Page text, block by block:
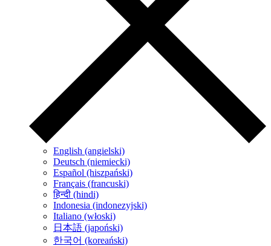
English (angielski)
Deutsch (niemiecki)
Español (hiszpański)
Français (francuski)
हिन्दी (hindi)
Indonesia (indonezyjski)
Italiano (włoski)
日本語 (japoński)
한국어 (koreański)